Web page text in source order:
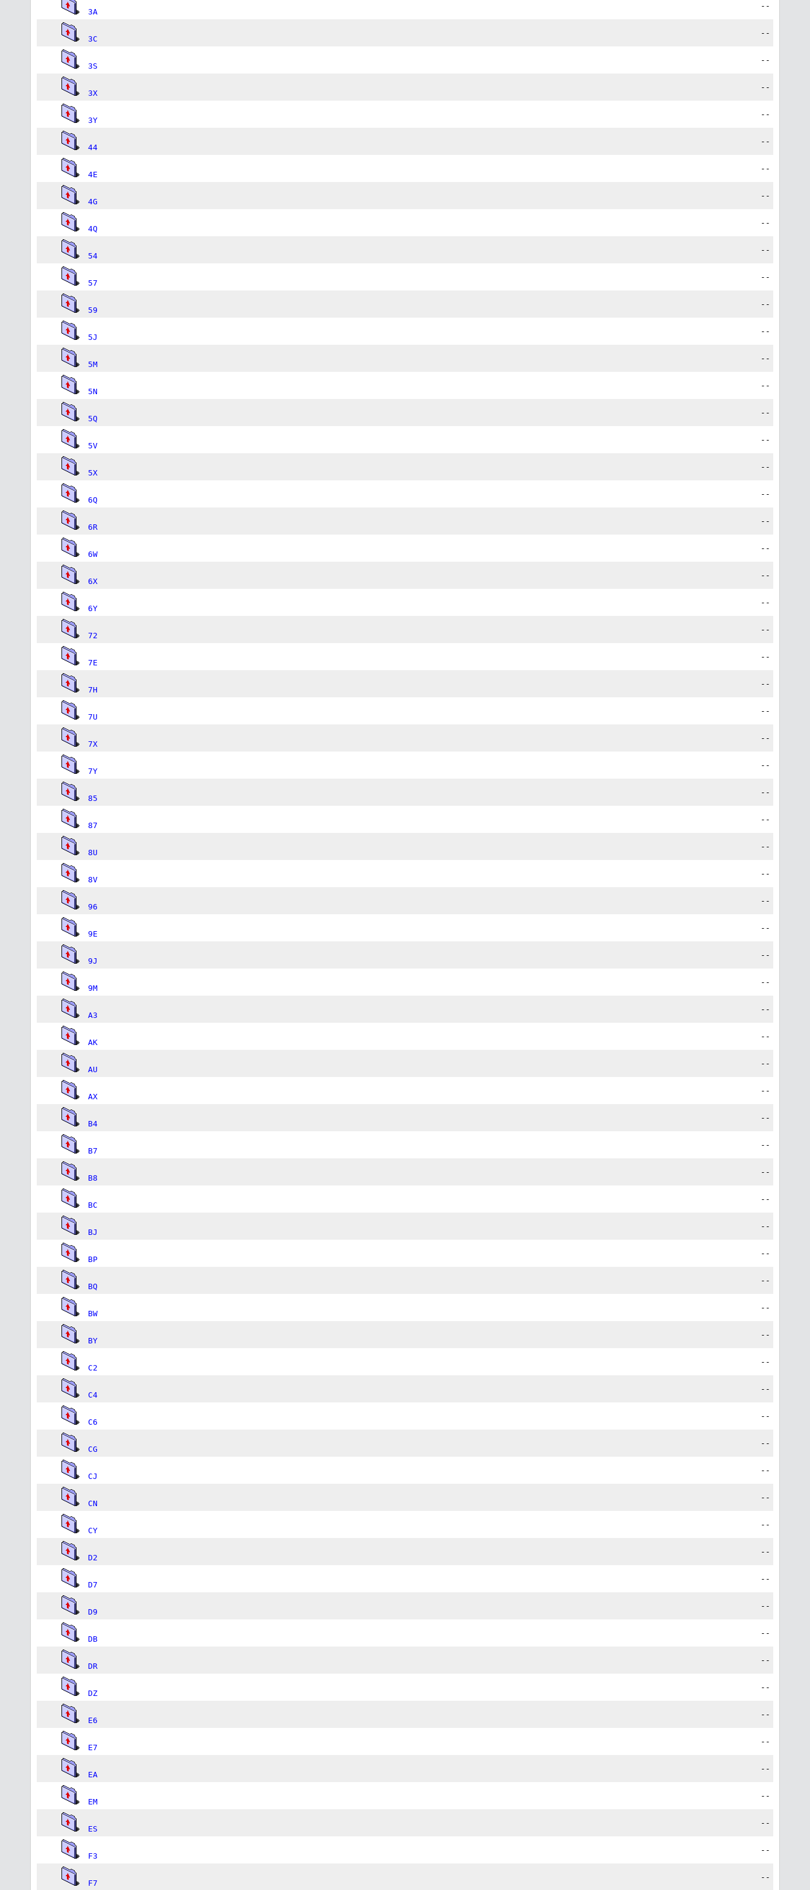
3A
--
3C
--
3S
--
3X
--
3Y
--
44
--
4E
--
4G
--
4Q
--
54
--
57
--
59
--
5J
--
5M
--
5N
--
5Q
--
5V
--
5X
--
6Q
--
6R
--
6W
--
6X
--
6Y
--
72
--
7E
--
7H
--
7U
--
7X
--
7Y
--
85
--
87
--
8U
--
8V
--
96
--
9E
--
9J
--
9M
--
A3
--
AK
--
AU
--
AX
--
B4
--
B7
--
B8
--
BC
--
BJ
--
BP
--
BQ
--
BW
--
BY
--
C2
--
C4
--
C6
--
CG
--
CJ
--
CN
--
CY
--
D2
--
D7
--
D9
--
DB
--
DR
--
DZ
--
E6
--
E7
--
EA
--
EM
--
ES
--
F3
--
F7
--